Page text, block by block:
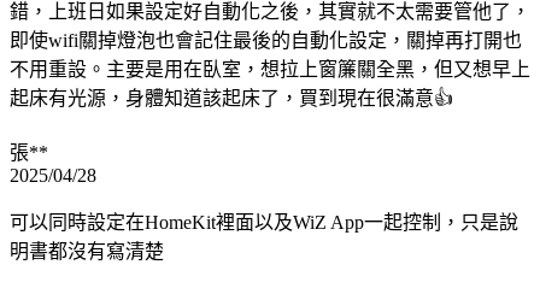
錯，上班日如果設定好自動化之後，其實就不太需要管他了，
即使wifi關掉燈泡也會記住最後的自動化設定，關掉再打開也
不用重設。主要是用在臥室，想拉上窗簾關全黑，但又想早上
起床有光源，身體知道該起床了，買到現在很滿意👍
張**
2025/04/28
可以同時設定在HomeKit裡面以及WiZ App一起控制，只是說
明書都沒有寫清楚